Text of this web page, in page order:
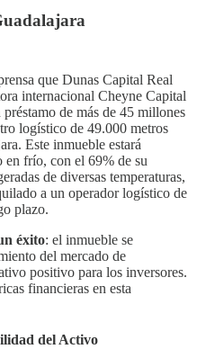
que Dunas Capital Real
internacional Cheyne Capital
de más de 45 millones
logístico de 49.000 metros
Este inmueble estará
en frío, con el 69% de su
de diversas temperaturas,
a un operador logístico de
plazo.
éxito: el inmueble se
del mercado de
positivo para los inversores.
financieras en esta
del Activo